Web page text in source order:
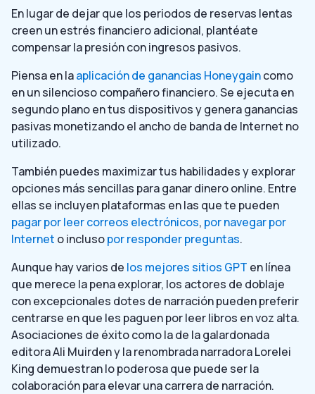
En lugar de dejar que los periodos de reservas lentas
creen un estrés financiero adicional, plantéate
compensar la presión con ingresos pasivos.
Piensa en laaplicación de ganancias Honeygaincomo
en un silencioso compañero financiero. Se ejecuta en
segundo plano en tus dispositivos y genera ganancias
pasivas monetizando el ancho de banda de Internet no
utilizado.
También puedes maximizar tus habilidades y explorar
opciones más sencillas para ganar dinero online. Entre
ellas se incluyen plataformas en las que te pueden
pagar por leer correos electrónicos, por navegar por
Internet o inclusopor responder preguntas.
Aunque hay varios de los mejores sitios GPT en línea
que merece la pena explorar, los actores de doblaje
con excepcionales dotes de narración pueden preferir
centrarse en que les paguen por leer libros en voz alta.
Asociaciones de éxito como la de la galardonada
editora Ali Muirden y la renombrada narradora Lorelei
King demuestran lo poderosa que puede ser la
colaboración para elevar una carrera de narración.